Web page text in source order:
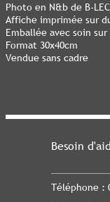
Besoin
Téléphone :
Photo en N&b de B-
Affiche imprimée sur
Emballée avec soin
Format 30x40cm
Vendue sans cadre